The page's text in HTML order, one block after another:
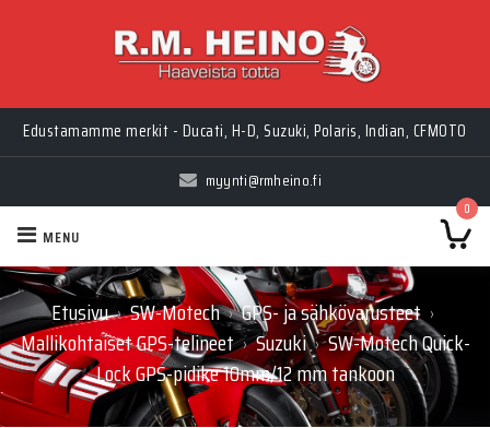
Edustamamme merkit - Ducati, H-D, Suzuki, Polaris, Indian, CFMOTO
myynti@rmheino.fi
0
MENU
Etusivu › SW-Motech › GPS- ja sähkövarusteet ›
Mallikohtaiset GPS-telineet › Suzuki › SW-Motech Quick-
Lock GPS-pidike 10mm/12 mm tankoon